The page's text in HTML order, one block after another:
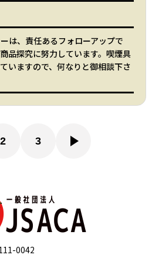
は、責任あるフォローアップで
品探究に努力しています。喫煙具
いますので、何なりと御相談下さ
2 3
0042